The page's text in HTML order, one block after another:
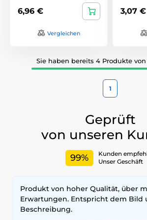
6,96 €
Vergleichen
3,07 €
Sie haben bereits 4 Produkte
1
Geprüft
von unseren
99%
Kunden
Unser Geschäft
Produkt von hoher Qualität, über
Erwartungen. Entspricht dem Bild
Beschreibung.